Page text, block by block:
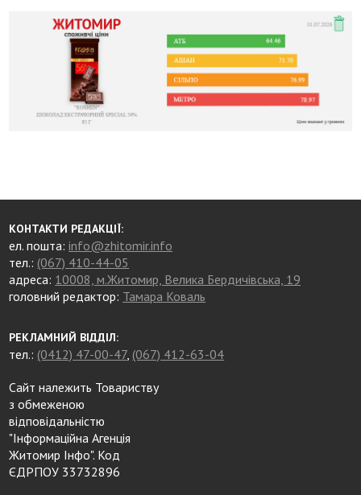
КОНТАКТИ РЕДАКЦІЇ:
ел. пошта:info@zhitomir.info
тел.: (067) 410-44-05
адреса: 10008, м.Житомир, Велика Бердичівська, 19
головний редактор: Тамара Коваль
РЕКЛАМНИЙ ВІДДІЛ:
тел.: (0412) 47-00-47, (067) 412-63-04
Сайт належить Товариству
з обмеженою
відповідальністю
"Інформаційна Агенція
Житомир Інфо". Код
ЄДРПОУ 33732896